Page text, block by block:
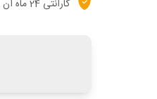
گارانتی 24 ماه ان ای سی